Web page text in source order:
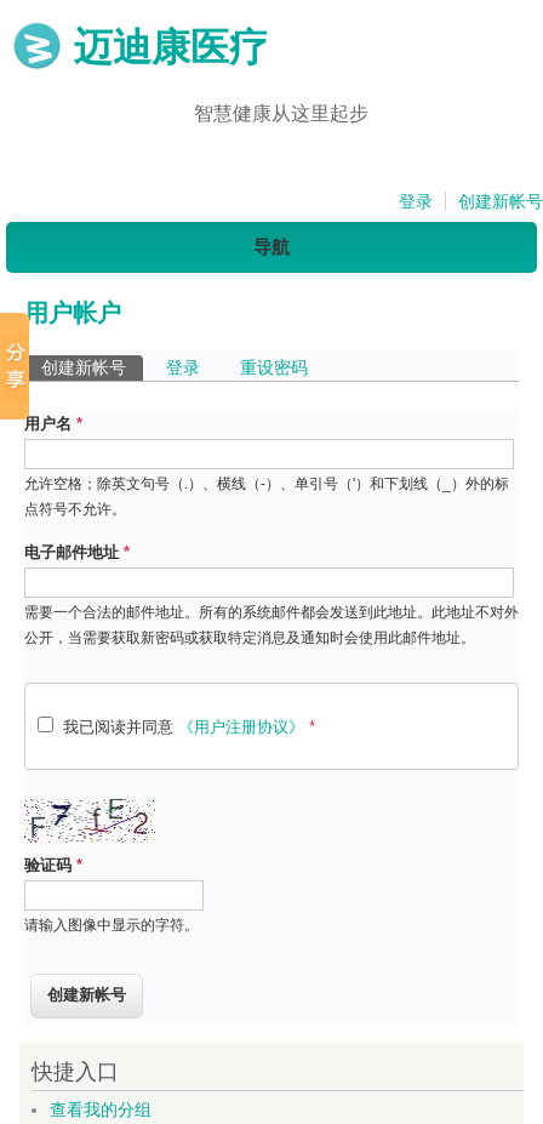
迈迪康医疗
智慧健康从这里起步
登录 创建新帐号
导航
用户帐户
主标签
创建新帐号 （活动标签）
登录 重设密码
用户名 *
允许空格；除英文句号（.）、横线（-）、单引号（'）和下划线（_）外的标
点符号不允许。
电子邮件地址 *
需要一个合法的邮件地址。所有的系统邮件都会发送到此地址。此地址不对外
公开，当需要获取新密码或获取特定消息及通知时会使用此邮件地址。
我已阅读并同意 《用户注册协议》 *
验证码 *
请输入图像中显示的字符。
快捷入口
查看我的分组